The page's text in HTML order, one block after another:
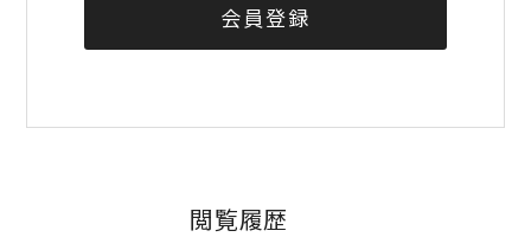
会員登録
閲覧履歴